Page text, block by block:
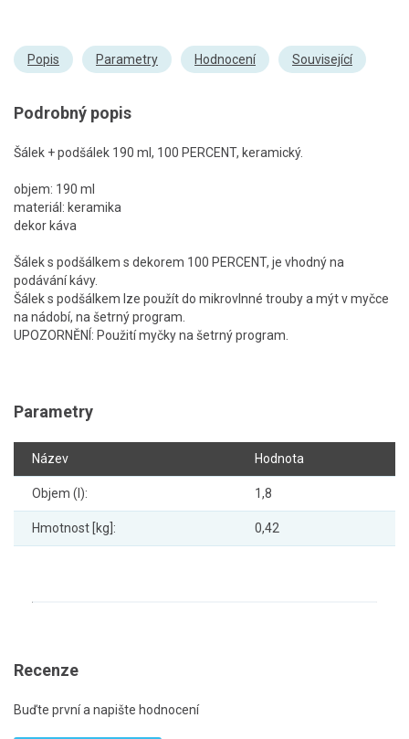
Popis Parametry Hodnocení Související
Podrobný popis
Šálek + podšálek 190 ml, 100 PERCENT, keramický.
objem: 190 ml
materiál: keramika
dekor káva
Šálek s podšálkem s dekorem 100 PERCENT, je vhodný na
podávání kávy.
Šálek s podšálkem lze použít do mikrovlnné trouby a mýt v myčce
na nádobí, na šetrný program.
UPOZORNĚNÍ: Použití myčky na šetrný program.
Parametry
Název Hodnota
Objem (l): 1,8
Hmotnost [kg]: 0,42
Recenze
Buďte první a napište hodnocení